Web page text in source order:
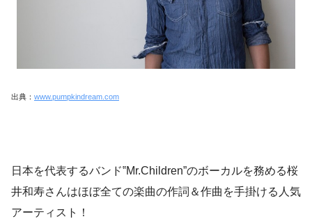
出典： www.pumpkindream.com
日本を代表するバンド‟Mr.Children”のボーカルを務める桜
井和寿さんはほぼ全ての楽曲の作詞＆作曲を手掛ける人気
アーティスト！